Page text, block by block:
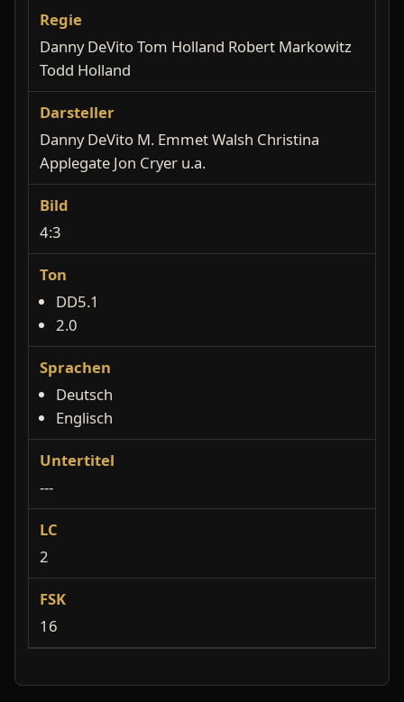
Regie
Danny DeVito Tom Holland Robert Markowitz
Todd Holland
Darsteller
Danny DeVito M. Emmet Walsh Christina
Applegate Jon Cryer u.a.
Bild
4:3
Ton
DD5.1
2.0
Sprachen
Deutsch
Englisch
Untertitel
---
LC
2
FSK
16